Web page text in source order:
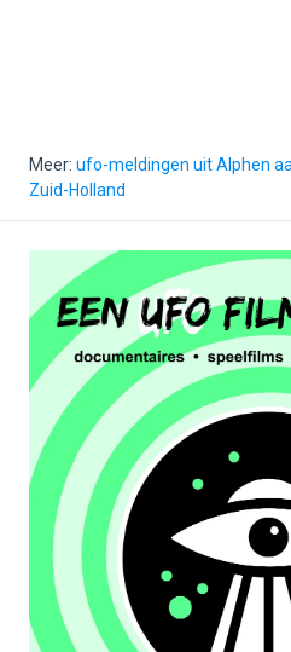
Meer: ufo-meldingen uit Alphen
Zuid-Holland